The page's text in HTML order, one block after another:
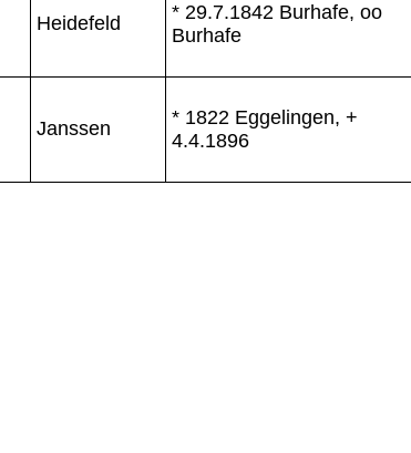
Heidefeld
* 29.7.1842 Burhafe, oo
Burhafe
Janssen
* 1822 Eggelingen, +
4.4.1896